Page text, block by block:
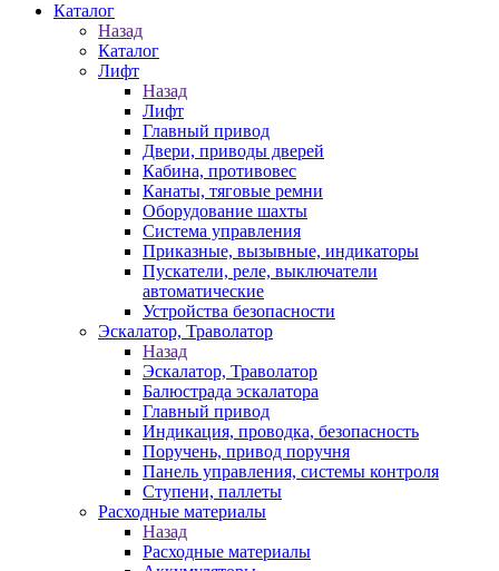
Каталог
Назад
Каталог
Лифт
Назад
Лифт
Главный привод
Двери, приводы дверей
Кабина, противовес
Канаты, тяговые ремни
Оборудование шахты
Система управления
Приказные, вызывные, индикаторы
Пускатели, реле, выключатели
автоматические
Устройства безопасности
Эскалатор, Траволатор
Назад
Эскалатор, Траволатор
Балюстрада эскалатора
Главный привод
Индикация, проводка, безопасность
Поручень, привод поручня
Панель управления, системы контроля
Ступени, паллеты
Расходные материалы
Назад
Расходные материалы